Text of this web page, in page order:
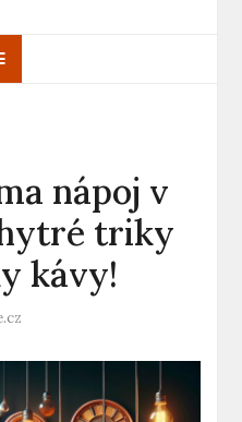
nápoj v
triky
kávy!